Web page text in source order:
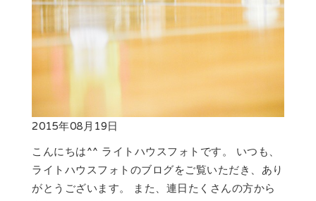
2015年08月19日
こんにちは^^ ライトハウスフォトです。 いつも、
ライトハウスフォトのブログをご覧いただき、あり
がとうございます。 また、連日たくさんの方から